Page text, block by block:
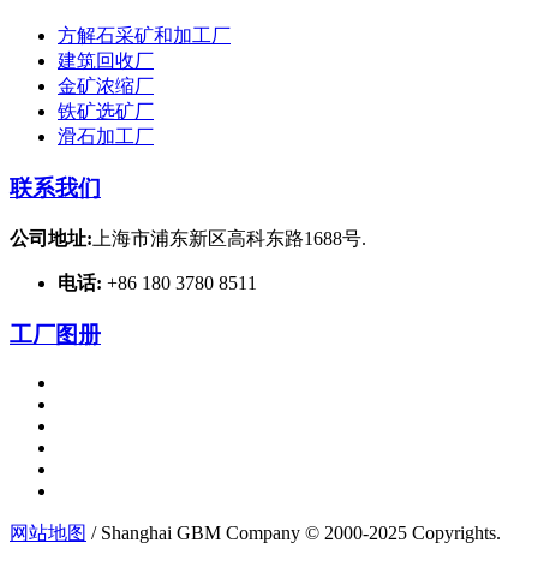
方解石采矿和加工厂
建筑回收厂
金矿浓缩厂
铁矿选矿厂
滑石加工厂
联系我们
公司地址: 上海市浦东新区高科东路1688号.
电话: +86 180 3780 8511
工厂图册
网站地图 / Shanghai GBM Company © 2000-2025 Copyrights.